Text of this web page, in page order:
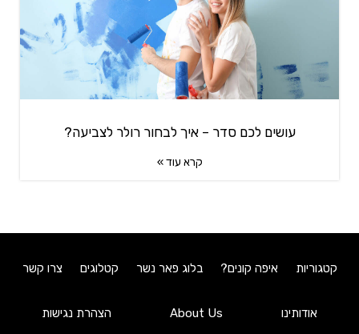
עושים לכם סדר – איך לבחור רולר לצביעה?
קרא עוד »
קטגוריות איפה קונים? בלוג פאר נשר קטלוגים צרו קשר
אודותינו About Us הצהרת נגישות